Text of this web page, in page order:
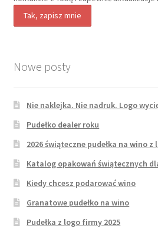
Nowe posty
Nie naklejka. Nie nadruk. Logo
Pudełko dealer roku
2026 świąteczne pudełka na wino z
Katalog opakowań świątecznych
Kiedy chcesz podarować wino
Granatowe pudełko na wino
Pudełka z logo firmy 2025